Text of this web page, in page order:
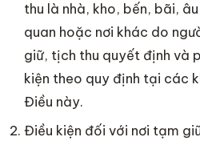
thu là nhà, kho, bến, bãi,
quan hoặc nơi khác do
giữ, tịch thu quyết định và
kiện theo quy định tại các
Điều này.
Điều kiện đối với nơi tạm